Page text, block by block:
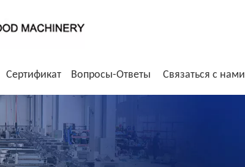
Сертификат Вопросы-Ответы Связаться с нами